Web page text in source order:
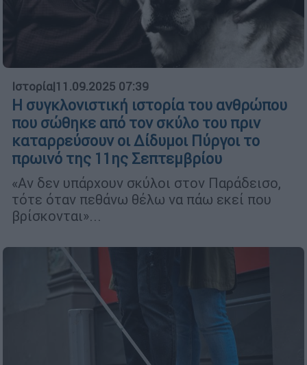
Ιστορία|11.09.2025 07:39
Η συγκλονιστική ιστορία του ανθρώπου
που σώθηκε από τον σκύλο του πριν
καταρρεύσουν οι Δίδυμοι Πύργοι το
πρωινό της 11ης Σεπτεμβρίου
«Αν δεν υπάρχουν σκύλοι στον Παράδεισο,
τότε όταν πεθάνω θέλω να πάω εκεί που
βρίσκονται»...